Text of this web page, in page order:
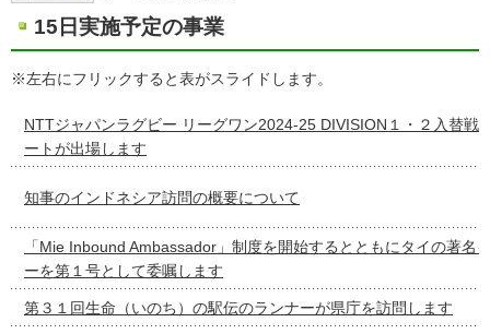
15日実施予定の事業
※左右にフリックすると表がスライドします。
NTTジャパンラグビー リーグワン2024-25 DIVISION１・２入替戦
ートが出場します
知事のインドネシア訪問の概要について
「Mie Inbound Ambassador」制度を開始するとともにタイの著名
ーを第１号として委嘱します
第３１回生命（いのち）の駅伝のランナーが県庁を訪問します